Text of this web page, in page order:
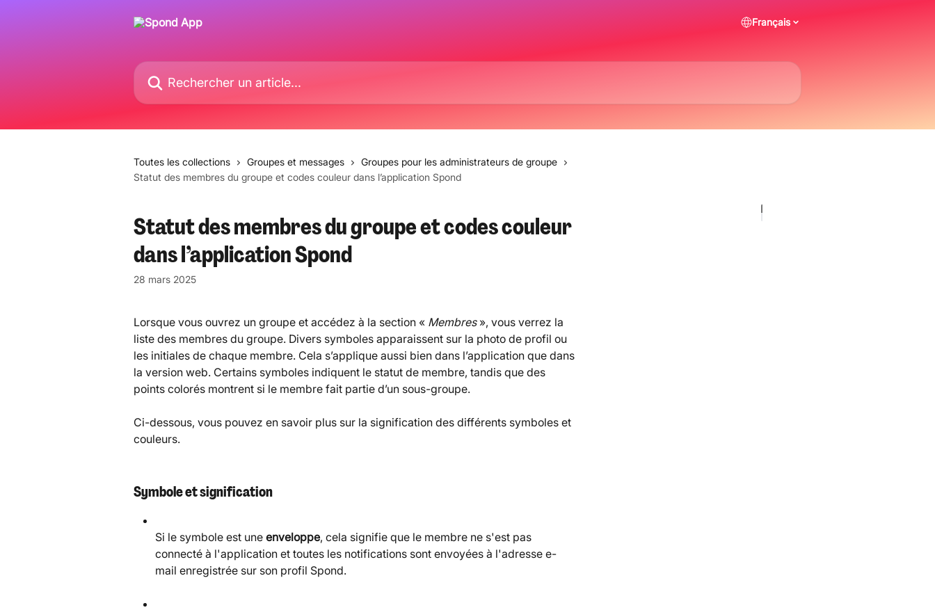
Français
Rechercher un article...
Toutes les collections Groupes et messages
Groupes pour les administrateurs de groupe
Statut des membres du groupe et codes couleur dans l’application Spond
Statut des membres du groupe et codes couleur
dans l’application Spond
28 mars 2025
Lorsque vous ouvrez un groupe et accédez à la section « Membres », vous verrez la
liste des membres du groupe. Divers symboles apparaissent sur la photo de profil ou
les initiales de chaque membre. Cela s’applique aussi bien dans l’application que dans
la version web. Certains symboles indiquent le statut de membre, tandis que des
points colorés montrent si le membre fait partie d’un sous-groupe.
Ci-dessous, vous pouvez en savoir plus sur la signification des différents symboles et
couleurs.
Symbole et signification
Si le symbole est une enveloppe, cela signifie que le membre ne s'est pas
connecté à l'application et toutes les notifications sont envoyées à l'adresse e-
mail enregistrée sur son profil Spond.